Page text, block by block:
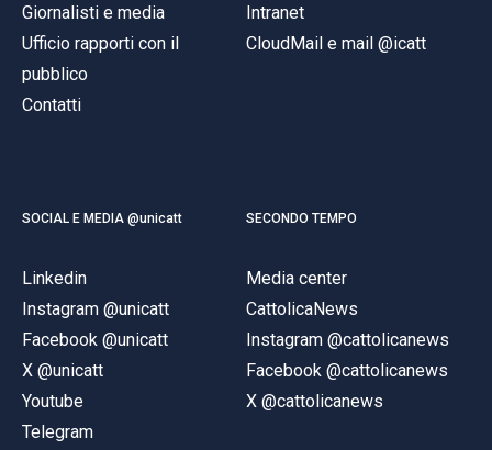
Giornalisti e media
Ufficio rapporti con il
pubblico
Contatti
Intranet
CloudMail e mail @icatt
SOCIAL E MEDIA @unicatt
Linkedin
Instagram @unicatt
Facebook @unicatt
X @unicatt
Youtube
Telegram
SECONDO TEMPO
Media center
CattolicaNews
Instagram @cattolicanews
Facebook @cattolicanews
X @cattolicanews